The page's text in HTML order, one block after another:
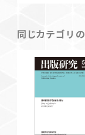
同じカテゴリ